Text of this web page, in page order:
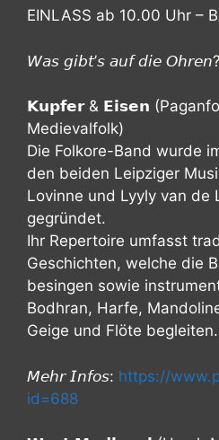
EINLASS ab 10.00 Uhr –
𝘞𝘢𝘴 𝘨𝘪𝘣𝘵’𝘴 𝘢𝘶𝘧 𝘥𝘪𝘦 𝘖𝘩𝘳𝘦𝘯?
𝗞𝘂𝗽𝗳𝗲𝗿 & 𝗘𝗶𝘀𝗲𝗻
Medievalfolk)
Die Folkore-Band wurde
den beiden Leipziger
Lovinne und Lyyly van de
gegründet.
Ihr Repertoire umfasst
Geschichten, welche die
besingen sowie
Bodhran, Harfe,
Geige und Flöte begleiten.
𝘔𝘦𝘩𝘳 𝘐𝘯𝘧𝘰𝘴: https://
id=688